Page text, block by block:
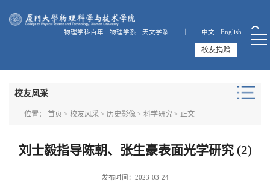
物理学科百年 物理学系 天文学系 ｜ 中文 English
校友捐赠
校友风采
位置： 首页 > 校友风采> 历史影像> 科学研究> 正文
刘士毅指导陈朝、张生豪表面光学研究 (2)
发布时间：2023-03-24